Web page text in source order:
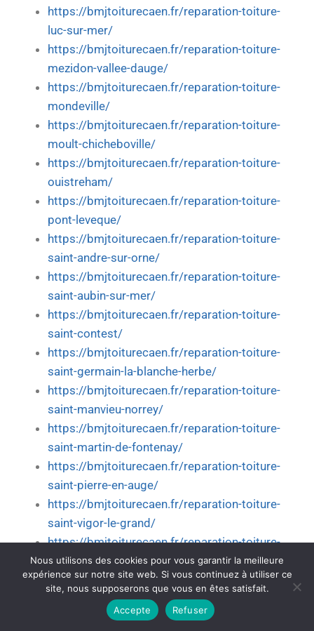
https://bmjtoiturecaen.fr/reparation-toiture-
luc-sur-mer/
https://bmjtoiturecaen.fr/reparation-toiture-
mezidon-vallee-dauge/
https://bmjtoiturecaen.fr/reparation-toiture-
mondeville/
https://bmjtoiturecaen.fr/reparation-toiture-
moult-chicheboville/
https://bmjtoiturecaen.fr/reparation-toiture-
ouistreham/
https://bmjtoiturecaen.fr/reparation-toiture-
pont-leveque/
https://bmjtoiturecaen.fr/reparation-toiture-
saint-andre-sur-orne/
https://bmjtoiturecaen.fr/reparation-toiture-
saint-aubin-sur-mer/
https://bmjtoiturecaen.fr/reparation-toiture-
saint-contest/
https://bmjtoiturecaen.fr/reparation-toiture-
saint-germain-la-blanche-herbe/
https://bmjtoiturecaen.fr/reparation-toiture-
saint-manvieu-norrey/
https://bmjtoiturecaen.fr/reparation-toiture-
saint-martin-de-fontenay/
https://bmjtoiturecaen.fr/reparation-toiture-
saint-pierre-en-auge/
https://bmjtoiturecaen.fr/reparation-toiture-
saint-vigor-le-grand/
https://bmjtoiturecaen.fr/reparation-toiture-
souleuvre-en-bocage/
https://bmjtoiturecaen.fr/reparation-toiture-
thue-et-mue/
https://bmjtoiturecaen.fr/reparation-toiture-
Nous utilisons des cookies pour vous garantir la meilleure
expérience sur notre site web. Si vous continuez à utiliser ce
site, nous supposerons que vous en êtes satisfait.
Accepte
Refuser